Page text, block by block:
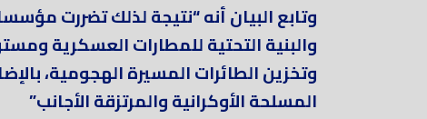
وتابع البيان أنه “نتيجة لذلك تضررت
والبنية التحتية للمطارات العسكرية
وتخزين الطائرات المسيرة الهجومية،
المسلحة الأوكرانية والمرتزقة الأجانب”